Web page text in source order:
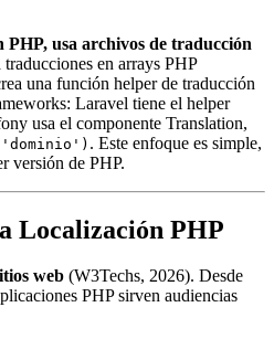
usa archivos de traducción
en arrays PHP
una función helper de traducción
Laravel tiene el helper
usa el componente Translation,
. Este enfoque es simple,
versión de PHP.
Localización PHP
web (W3Techs, 2026). Desde
PHP sirven audiencias